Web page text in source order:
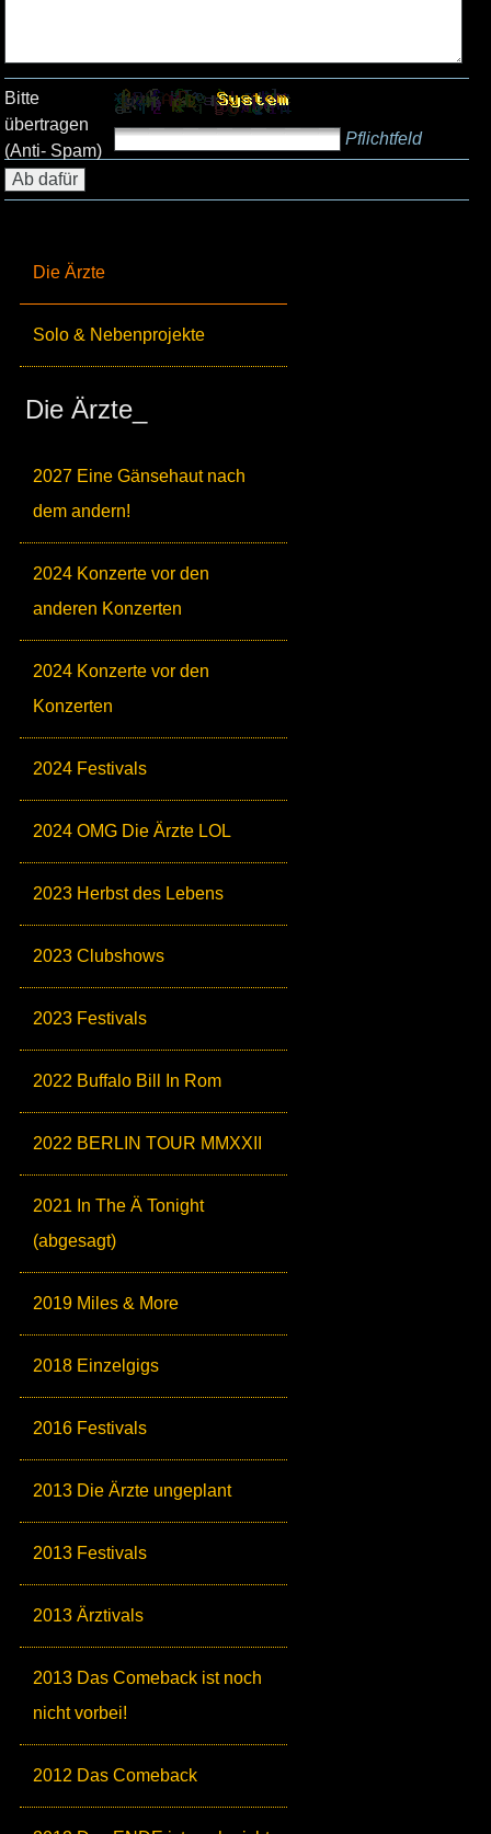
Die Ärzte
Solo & Nebenprojekte
Die Ärzte_
2027 Eine Gänsehaut nach
dem andern!
2024 Konzerte vor den
anderen Konzerten
2024 Konzerte vor den
Konzerten
2024 Festivals
2024 OMG Die Ärzte LOL
2023 Herbst des Lebens
2023 Clubshows
2023 Festivals
2022 Buffalo Bill In Rom
2022 BERLIN TOUR MMXXII
2021 In The Ä Tonight
(abgesagt)
2019 Miles & More
2018 Einzelgigs
2016 Festivals
2013 Die Ärzte ungeplant
2013 Festivals
2013 Ärztivals
2013 Das Comeback ist noch
nicht vorbei!
2012 Das Comeback
Bitte
übertragen
(Anti- Spam)
Pflichtfeld